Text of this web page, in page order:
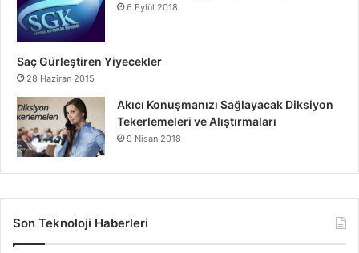
6 Eylül 2018
Saç Gürleştiren Yiyecekler
28 Haziran 2015
Akıcı Konuşmanızı Sağlayacak Diksiyon
Tekerlemeleri ve Alıştırmaları
9 Nisan 2018
Son Teknoloji Haberleri